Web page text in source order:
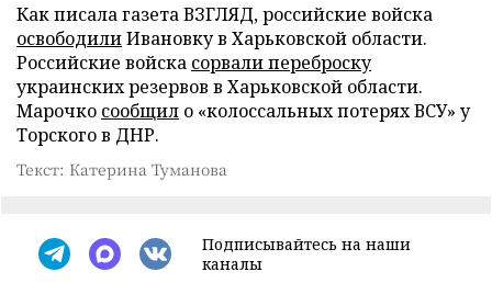
Как писала газета ВЗГЛЯД, российские войска
освободилиИвановку в Харьковской области.
Российские войска сорвали переброску
украинских резервов в Харьковской области.
Марочко сообщил о «колоссальных потерях ВСУ» у
Торского в ДНР.
Текст: Катерина Туманова
Подписывайтесь на наши
каналы